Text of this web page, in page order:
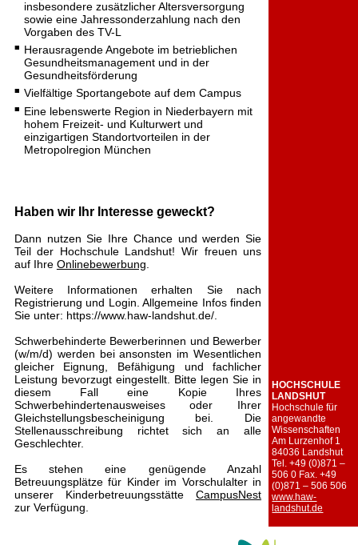
insbesondere zusätzlicher Altersversorgung
sowie eine Jahressonderzahlung nach den
Vorgaben des TV-L
Herausragende Angebote im betrieblichen
Gesundheitsmanagement und in der
Gesundheitsförderung
Vielfältige Sportangebote auf dem Campus
Eine lebenswerte Region in Niederbayern mit
hohem Freizeit- und Kulturwert und
einzigartigen Standortvorteilen in der
Metropolregion München
Haben wir Ihr Interesse geweckt?
Dann nutzen Sie Ihre Chance und werden Sie
Teil der Hochschule Landshut! Wir freuen uns
auf Ihre Onlinebewerbung
Weitere Informationen erhalten Sie nach
Registrierung und Login. Allgemeine Infos finden
Sie unter: https://www.haw-landshut.de/.
Schwerbehinderte Bewerberinnen und Bewerber
(w/m/d) werden bei ansonsten im Wesentlichen
gleicher Eignung, Befähigung und fachlicher
Leistung bevorzugt eingestellt. Bitte legen Sie in
diesem Fall eine Kopie Ihres
Schwerbehindertenausweises oder Ihrer
Gleichstellungsbescheinigung bei. Die
Stellenausschreibung richtet sich an alle
Geschlechter.
Es stehen eine genügende Anzahl
Betreuungsplätze für Kinder im Vorschulalter in
unserer KinderbetreuungsstätteCampusNest
zur Verfügung.
HOCHSCHULE
LANDSHUT
Hochschule für
angewandte
Wissenschaften
Am Lurzenhof 1
84036 Landshut
Tel. +49 (0)871 –
506 0 Fax. +49
(0)871 – 506 506
www.haw-
landshut.de